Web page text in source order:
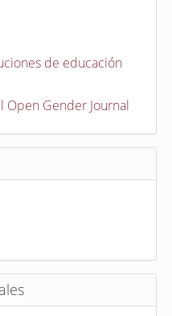
de educación
Open Gender Journal